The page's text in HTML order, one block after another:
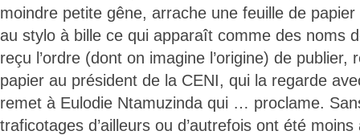
moindre petite gêne, arrache une feuille de papier
au stylo à bille ce qui apparaît comme des noms
reçu l’ordre (dont on imagine l’origine) de publier,
papier au président de la CENI, qui la regarde
remet à Eulodie Ntamuzinda qui … proclame.
traficotages d’ailleurs ou d’autrefois ont été